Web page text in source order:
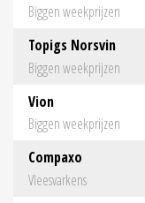
Biggen weekprijzen
Topigs Norsvin
Biggen weekprijzen
Vion
Biggen weekprijzen
Compaxo
Vleesvarkens